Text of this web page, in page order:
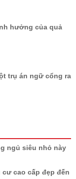
hưởng của quả
trụ án ngữ cổng ra
ngủ siêu nhỏ này
cao cấp đẹp đến